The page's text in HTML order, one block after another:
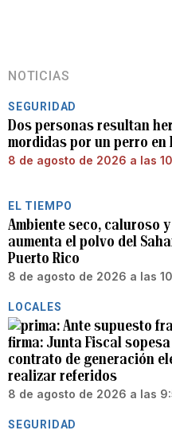
NOTICIAS
SEGURIDAD
Dos personas resultan
mordidas por un perro en
8 de agosto de 2026 a las
EL TIEMPO
Ambiente seco, caluroso
aumenta el polvo del
Puerto Rico
8 de agosto de 2026 a las
LOCALES
Ante supuesto
firma: Junta Fiscal
contrato de generación
realizar referidos
8 de agosto de 2026 a las
SEGURIDAD